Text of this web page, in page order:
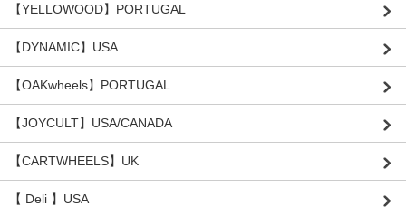
【YELLOWOOD】PORTUGAL
【DYNAMIC】USA
【OAKwheels】PORTUGAL
【JOYCULT】USA/CANADA
【CARTWHEELS】UK
【 Deli 】USA